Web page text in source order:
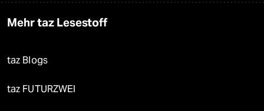
Mehr taz Lesestoff
taz Blogs
taz FUTURZWEI